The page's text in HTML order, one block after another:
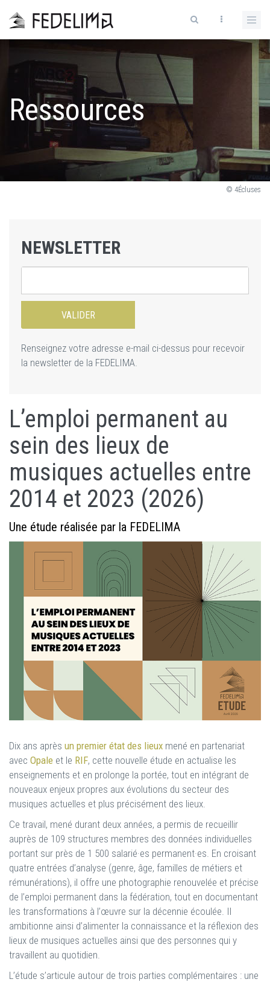
Ressources
© 4Écluses
NEWSLETTER
Renseignez votre adresse e-mail ci-dessus pour recevoir
la newsletter de la FEDELIMA.
L’emploi permanent au
sein des lieux de
musiques actuelles entre
2014 et 2023 (2026)
Une étude réalisée par la FEDELIMA
Dix ans après un premier état des lieux mené en partenariat
avec Opale et le RIF, cette nouvelle étude en actualise les
enseignements et en prolonge la portée, tout en intégrant de
nouveaux enjeux propres aux évolutions du secteur des
musiques actuelles et plus précisément des lieux.
Ce travail, mené durant deux années, a permis de recueillir
auprès de 109 structures membres des données individuelles
portant sur près de 1 500 salarié·es permanent·es. En croisant
quatre entrées d’analyse (genre, âge, familles de métiers et
rémunérations), il offre une photographie renouvelée et précise
de l’emploi permanent dans la fédération, tout en documentant
les transformations à l’œuvre sur la décennie écoulée. Il
ambitionne ainsi d’alimenter la connaissance et la réflexion des
lieux de musiques actuelles ainsi que des personnes qui y
travaillent au quotidien.
L’étude s’articule autour de trois parties complémentaires : une